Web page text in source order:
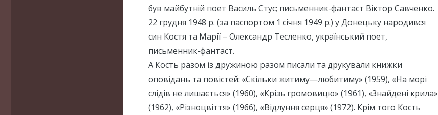
був майбутній поет Василь Стус; письменник-фантаст Віктор Савченко.
22 грудня 1948 р. (за паспортом 1 січня 1949 р.) у Донецьку народився
син Костя та Марії – Олександр Тесленко, український поет,
письменник-фантаст.
А Кость разом із дружиною разом писали та друкували книжки
оповідань та повістей: «Скільки житиму—любитиму» (1959), «На морі
слідів не лишається» (1960), «Крізь громовицю» (1961), «Знайдені крила»
(1962), «Різноцвіття» (1966), «Відлуння серця» (1972). Крім того Кость